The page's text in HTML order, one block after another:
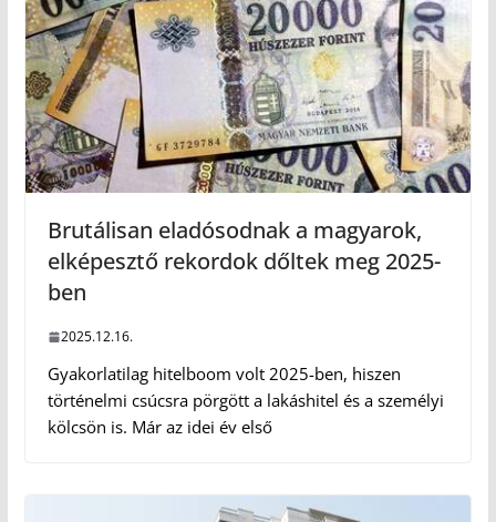
Brutálisan eladósodnak a magyarok,
elképesztő rekordok dőltek meg 2025-
ben
2025.12.16.
Gyakorlatilag hitelboom volt 2025-ben, hiszen
történelmi csúcsra pörgött a lakáshitel és a személyi
kölcsön is. Már az idei év első